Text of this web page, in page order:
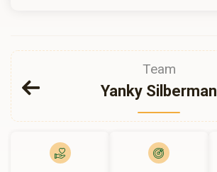
Team
Yanky Silberman